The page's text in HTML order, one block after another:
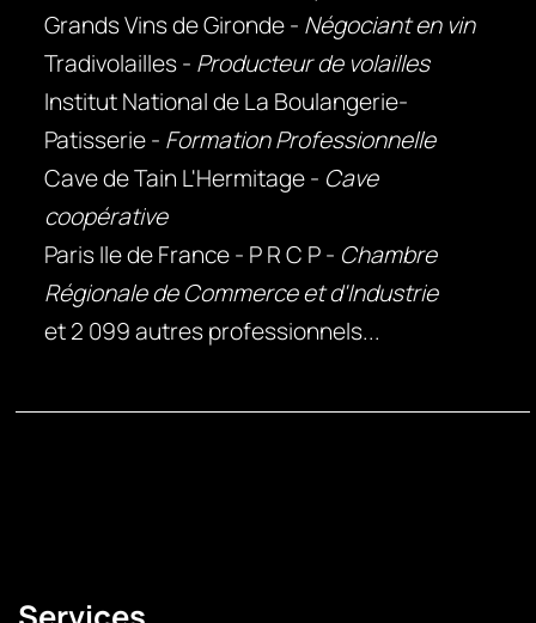
Grands Vins de Gironde - Négociant en vin
Tradivolailles - Producteur de volailles
Institut National de La Boulangerie-
Patisserie - Formation Professionnelle
Cave de Tain L'Hermitage - Cave
coopérative
Paris Ile de France - P R C P - Chambre
Régionale de Commerce et d'Industrie
et 2 099 autres professionnels...